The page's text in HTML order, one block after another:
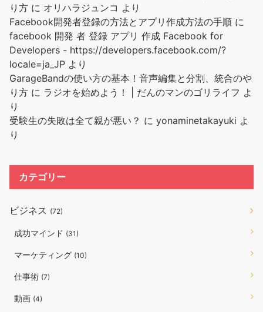
り方 に オリハラジュンコ より
Facebook開発者登録の方法とアプリ作成方法の手順 に
facebook 開発 者 登録 アプリ 作成 Facebook for
Developers - https://developers.facebook.com/?
locale=ja_JP より
GarageBandの使い方の基本！音声編集と分割、統合のや
り方 に ラジオを始めよう！ | だんのマンのゴリライフ よ
り
受験生の失敗は全て親が悪い？ に yonaminetakayuki よ
り
カテゴリー
ビジネス (72)
成功マインド (31)
マーケティング (10)
仕事術 (7)
動画 (4)